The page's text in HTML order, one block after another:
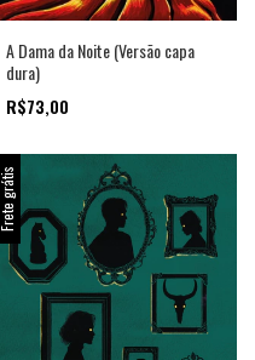
A Dama da Noite (Versão capa
dura)
R$73,00
Frete grátis